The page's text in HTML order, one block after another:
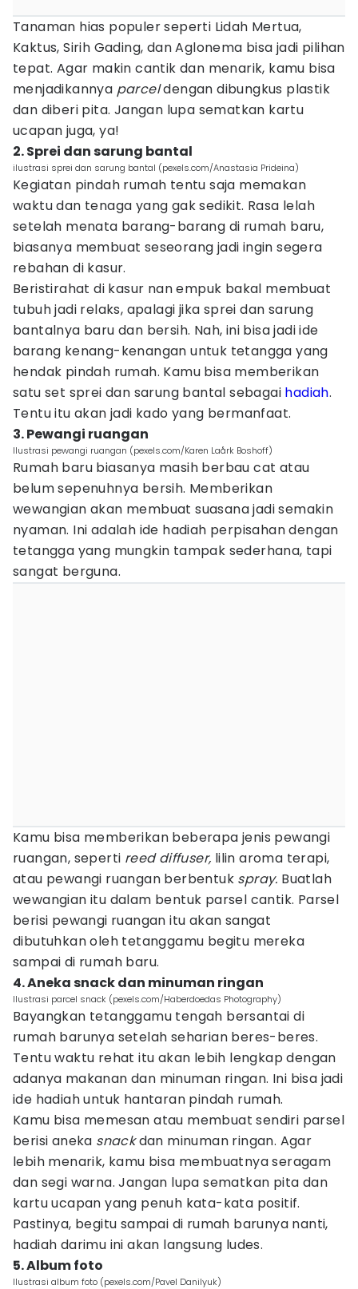
Tanaman hias populer seperti Lidah Mertua,
Kaktus, Sirih Gading, dan Aglonema bisa jadi pilihan
tepat. Agar makin cantik dan menarik, kamu bisa
menjadikannya parceldengan dibungkus plastik
dan diberi pita. Jangan lupa sematkan kartu
ucapan juga, ya!
2. Sprei dan sarung bantal
ilustrasi sprei dan sarung bantal (pexels.com/Anastasia Prideina)
Kegiatan pindah rumah tentu saja memakan
waktu dan tenaga yang gak sedikit. Rasa lelah
setelah menata barang-barang di rumah baru,
biasanya membuat seseorang jadi ingin segera
rebahan di kasur.
Beristirahat di kasur nan empuk bakal membuat
tubuh jadi relaks, apalagi jika sprei dan sarung
bantalnya baru dan bersih. Nah, ini bisa jadi ide
barang kenang-kenangan untuk tetangga yang
hendak pindah rumah. Kamu bisa memberikan
satu set sprei dan sarung bantal sebagai hadiah.
Tentu itu akan jadi kado yang bermanfaat.
3. Pewangi ruangan
Ilustrasi pewangi ruangan (pexels.com/Karen Laårk Boshoff)
Rumah baru biasanya masih berbau cat atau
belum sepenuhnya bersih. Memberikan
wewangian akan membuat suasana jadi semakin
nyaman. Ini adalah ide hadiah perpisahan dengan
tetangga yang mungkin tampak sederhana, tapi
sangat berguna.
Kamu bisa memberikan beberapa jenis pewangi
ruangan, seperti reed diffuser, lilin aroma terapi,
atau pewangi ruangan berbentuk spray. Buatlah
wewangian itu dalam bentuk parsel cantik. Parsel
berisi pewangi ruangan itu akan sangat
dibutuhkan oleh tetanggamu begitu mereka
sampai di rumah baru.
4. Aneka snack dan minuman ringan
Ilustrasi parcel snack (pexels.com/Haberdoedas Photography)
Bayangkan tetanggamu tengah bersantai di
rumah barunya setelah seharian beres-beres.
Tentu waktu rehat itu akan lebih lengkap dengan
adanya makanan dan minuman ringan. Ini bisa jadi
ide hadiah untuk hantaran pindah rumah.
Kamu bisa memesan atau membuat sendiri parsel
berisi aneka snackdan minuman ringan. Agar
lebih menarik, kamu bisa membuatnya seragam
dan segi warna. Jangan lupa sematkan pita dan
kartu ucapan yang penuh kata-kata positif.
Pastinya, begitu sampai di rumah barunya nanti,
hadiah darimu ini akan langsung ludes.
5. Album foto
Ilustrasi album foto (pexels.com/Pavel Danilyuk)